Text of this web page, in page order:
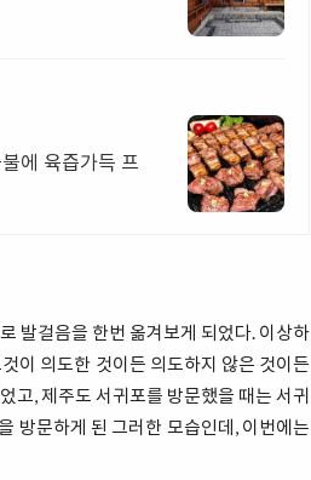
에 육즙가득 프
발걸음을 한번 옮겨보게 되었다. 이상하
이 의도한 것이든 의도하지 않은 것이든
고, 제주도 서귀포를 방문했을 때는 서귀
방문하게 된 그러한 모습인데, 이번에는